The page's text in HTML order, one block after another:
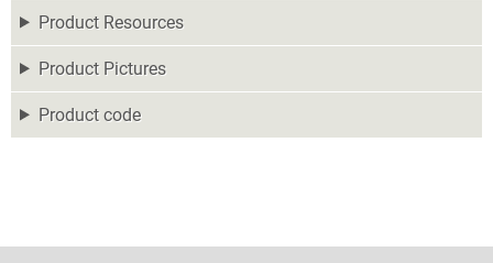
Product Resources
Product Pictures
Product code